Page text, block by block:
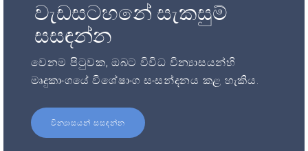
වැඩසටහනේ සැකසුම්
සසඳන්න
වෙනම පිටුවක, ඔබට විවිධ වින්‍යාසයන්හි
මෘදුකාංගයේ විශේෂාංග සංසන්දනය කළ හැකිය.
වින්‍යාසයන් සසඳන්න